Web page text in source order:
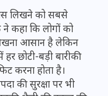
लिखने को सबसे
कहा कि लोगों को
आसान है लेकिन
छोटी-बड़ी बारीकी
करना होता है।
की सुरक्षा पर भी